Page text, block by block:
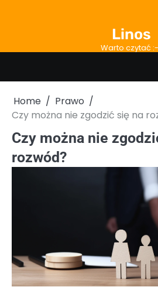
Linos
Warto czytać
Home
Prawo
Czy można nie zgodzić się na
Czy można nie
rozwód?